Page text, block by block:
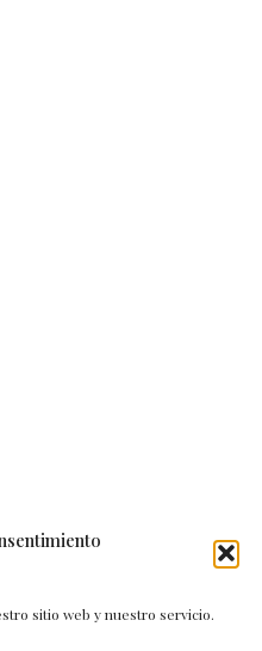
sitio web y nuestro servicio.